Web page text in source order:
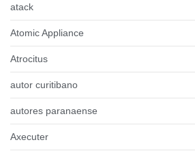
atack
Atomic Appliance
Atrocitus
autor curitibano
autores paranaense
Axecuter